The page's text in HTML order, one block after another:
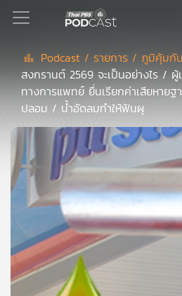
Podcast
เพล
ย์
ลิ
สต์
แนะนำ
เพล
ย์
ลิ
สต์
Podcast / รายการ /ภูมิคุ้มกั
สงกรานต์ 2569 จะเป็นอย่างไร / ผู้
ทางการแพทย์ ยื่นเรียกค่าเสียหายฐ
ปลอม / น้ำอัดลมทำให้ฟันผุ